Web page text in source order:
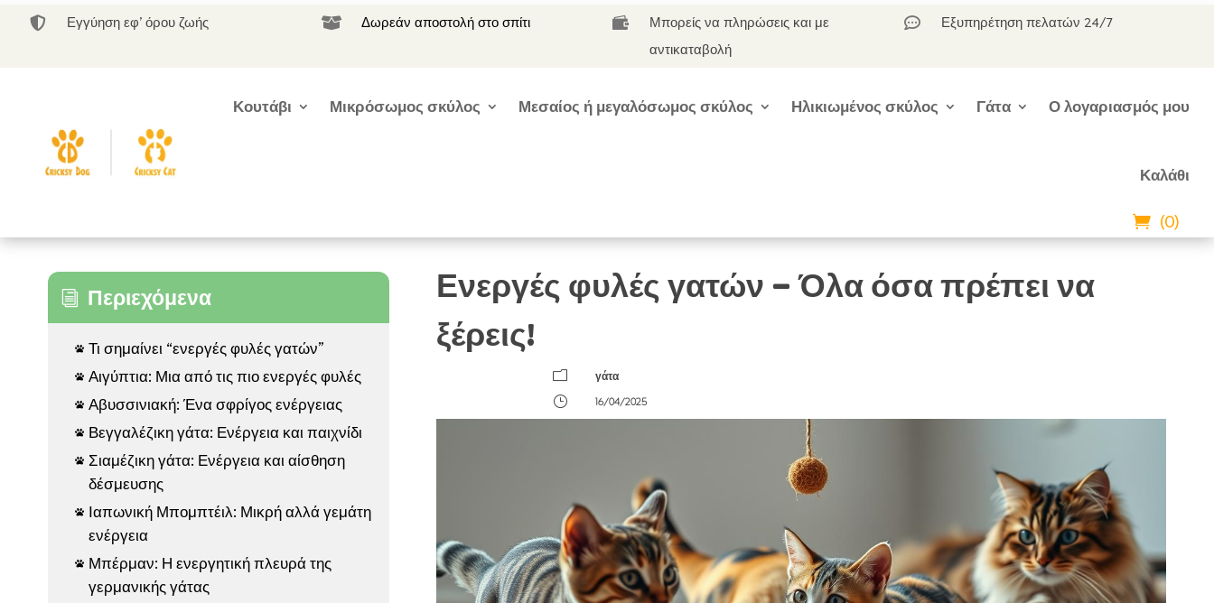
 Εγγύηση εφ’ όρου ζωής  Δωρεάν αποστολή στο σπίτι 
Μπορείς να πληρώσεις και με
αντικαταβολή
 Εξυπηρέτηση πελατών 24/7
Κουτάβι Μικρόσωμος σκύλος Μεσαίος ή μεγαλόσωμος σκύλος Ηλικιωμένος σκύλος Γάτα Ο λογαριασμός μου
Καλάθι
(0)
i Περιεχόμενα
 Τι σημαίνει “ενεργές φυλές γατών”
 Αιγύπτια: Μια από τις πιο ενεργές φυλές
 Αβυσσινιακή: Ένα σφρίγος ενέργειας
 Βεγγαλέζικη γάτα: Ενέργεια και παιχνίδι
 Σιαμέζικη γάτα: Ενέργεια και αίσθηση
δέσμευσης

Ιαπωνική Μπομπτέιλ: Μικρή αλλά γεμάτη
ενέργεια

Μπέρμαν: Η ενεργητική πλευρά της
γερμανικής γάτας
Ενεργές φυλές γατών – Όλα όσα πρέπει να
ξέρεις!
m
γάτα
}
16/04/2025